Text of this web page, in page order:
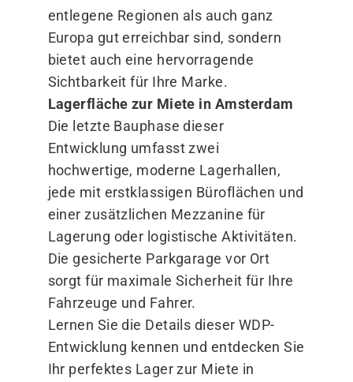
entlegene Regionen als auch ganz
Europa gut erreichbar sind, sondern
bietet auch eine hervorragende
Sichtbarkeit für Ihre Marke.
Lagerfläche zur Miete in Amsterdam
Die letzte Bauphase dieser
Entwicklung umfasst zwei
hochwertige, moderne Lagerhallen,
jede mit erstklassigen Büroflächen und
einer zusätzlichen Mezzanine für
Lagerung oder logistische Aktivitäten.
Die gesicherte Parkgarage vor Ort
sorgt für maximale Sicherheit für Ihre
Fahrzeuge und Fahrer.
Lernen Sie die Details dieser WDP-
Entwicklung kennen und entdecken Sie
Ihr perfektes Lager zur Miete in